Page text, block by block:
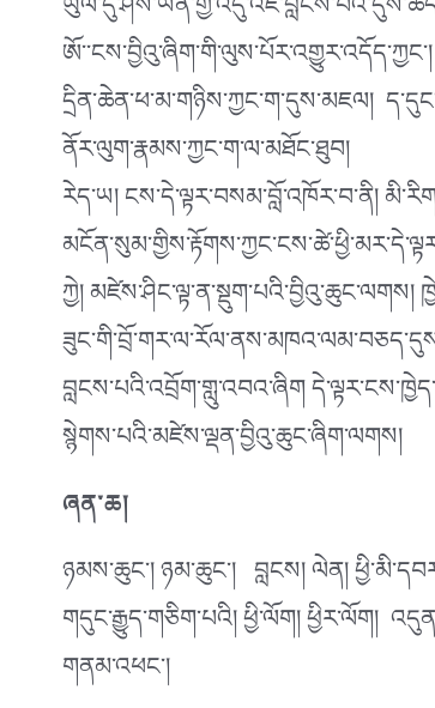
དྲིན་ཆེན་ཕ་མ་གཉིས་ཀྱང་ག་དུས་མཇལ།
ནོར་ལུག་རྣམས་ཀྱང་ག་ལ་མཐོང་ཐུབ།
རེད་ཡ། ངས་དེ་ལྟར་བསམ་བློ་འཁོར་བ་ནི།
ཀྱེ།
བླངས་པའི་འབྲོག་གླུ་འབའ་ཞིག
སྙེགས་པའི་མཛེས་ལྡན་བྱིའུ་ཆུང་ཞིག་ལགས།
ཞན་ཆ།
ཉམས་ཆུང༌། ཉམ་ཆུང༌། བླངས། ལེན།
གདུང་རྒྱུད་གཅིག་པའི། ཕྱི་ལོག། ཕྱིར་ལོག།
གནམ་འཕང༌།